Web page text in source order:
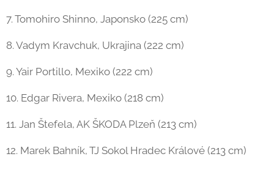
7. Tomohiro Shinno, Japonsko (225 cm)
8. Vadym Kravchuk, Ukrajina (222 cm)
9. Yair Portillo, Mexiko (222 cm)
10. Edgar Rivera, Mexiko (218 cm)
11. Jan Štefela, AK ŠKODA Plzeň (213 cm)
12. Marek Bahník, TJ Sokol Hradec Králové (213 cm)